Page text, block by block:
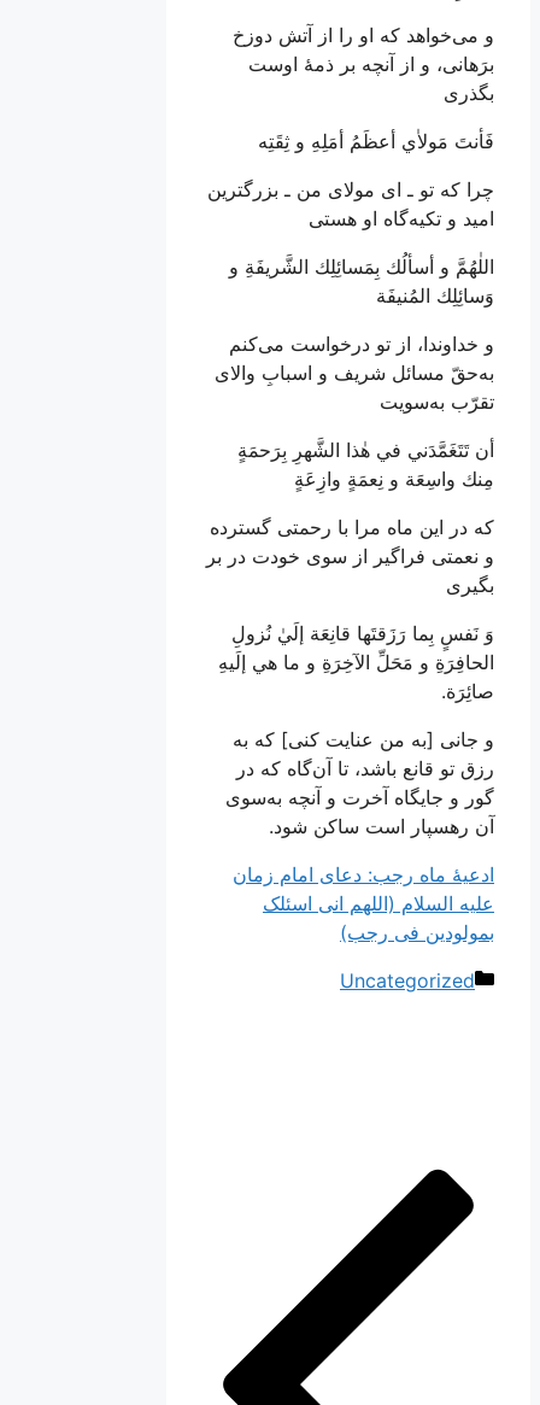
و می‌خواهد که او را از آتش دوزخ
برَهانی، و از آنچه بر ذمۀ اوست
بگذری
فَأنتَ مَولاٰي أعظَمُ أمَلِهِ و ثِقَتِه
چرا که تو ـ ای مولای من ـ بزرگترین
امید و تکیه‌گاه او هستی
اللٰهُمَّ و أسألُك بِمَسائِلِك الشَّريفَةِ و
وَسائِلِك المُنيفَة
و خداوندا، از تو درخواست می‌کنم
به‌حقّ مسائل شریف و اسبابِ والای
تقرّب به‌سویت
أن تَتَغَمَّدَني في هٰذا الشَّهرِ بِرَحمَةٍ
مِنك واسِعَة و نِعمَةٍ وازِعَةٍ
که در این ماه مرا با رحمتی گسترده
و نعمتی فراگیر از سوی خودت در بر
بگیری
وَ نَفسٍ بِما رَزَقتَها قانِعَة إلَيٰ نُزولِ
الحافِرَةِ و مَحَلِّ الآخِرَةِ و ما هي إلَيهِ
صائِرَة.
و جانی [به من عنایت کنی] که به
رزق تو قانع باشد، تا آن‌گاه که در
گور و جایگاه آخرت و آنچه به‌سوی
آن رهسپار است ساکن شود.
ادعیۀ ماه رجب: دعای امام زمان
علیه السلام (اللهم انی اسئلک
بمولودین فی رجب)
دسته‌ها
Uncategorized